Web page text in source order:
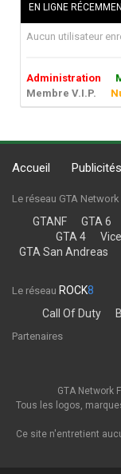
EN LIGNE
Aucun utilisateur
Administration
Membre V.I.P.
Accueil Publicités
Le réseau GTA
GTANF GTA 6
GTA 4
GTA San Andreas
Le réseau ROCK8
Call Of Duty
Partenaires
GTA Network
Tous les logos,
Ce site n'entretient